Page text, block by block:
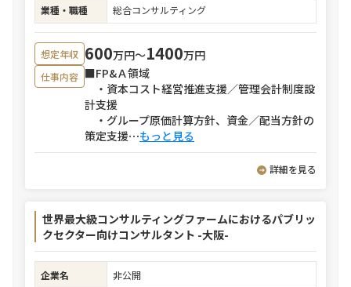
業種・職種
総合コンサルティング
想定年収 600万円〜1400万円
仕事内容 ■FP&Ａ領域
・資本コスト経営推進支援／管理会計制度設
計支援
・グループ原価計算方針、資金／配当方針の
策定支援⋯もっと見る
詳細を見る
世界最大級コンサルティングファームにおけるパブリッ
クセクター向けコンサルタント -大阪-
企業名
非公開